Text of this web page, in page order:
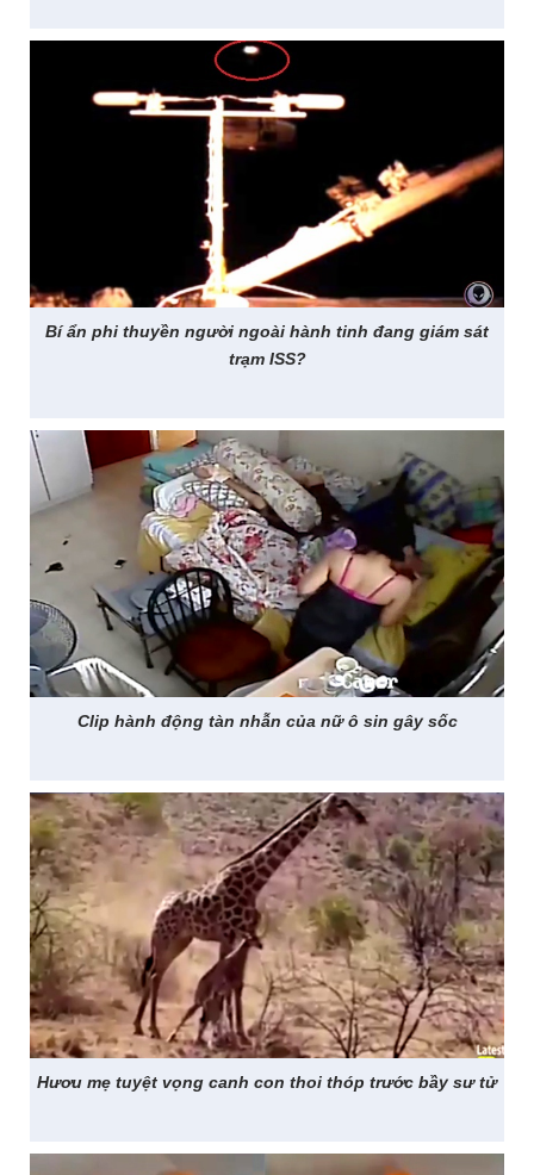
Bí ẩn phi thuyền người ngoài hành tinh đang giám sát
trạm ISS?
Clip hành động tàn nhẫn của nữ ô sin gây sốc
Hươu mẹ tuyệt vọng canh con thoi thóp trước bầy sư tử